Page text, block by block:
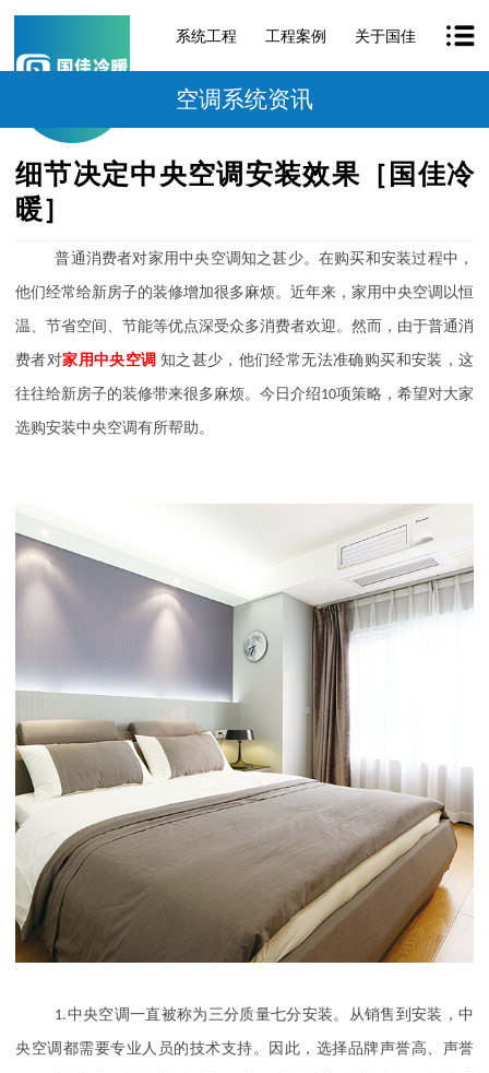
系统工程 工程案例 关于国佳
空调系统资讯
细节决定中央空调安装效果［国佳冷
暖］
普通消费者对家用中央空调知之甚少。在购买和安装过程中，
他们经常给新房子的装修增加很多麻烦。近年来，家用中央空调以恒
温、节省空间、节能等优点深受众多消费者欢迎。然而，由于普通消
费者对家用中央空调 知之甚少，他们经常无法准确购买和安装，这
往往给新房子的装修带来很多麻烦。今日介绍10项策略，希望对大家
选购安装中央空调有所帮助。
1.中央空调一直被称为三分质量七分安装。从销售到安装，中
央空调都需要专业人员的技术支持。因此，选择品牌声誉高、声誉